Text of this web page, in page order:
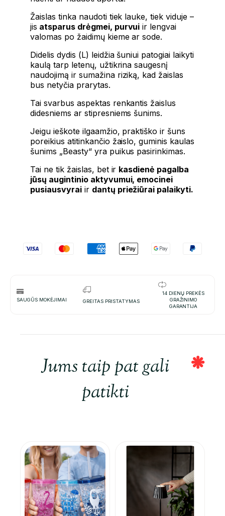
Žaislas tinka naudoti tiek lauke, tiek viduje –
jis atsparus drėgmei, purvui ir lengvai
valomas po žaidimų kieme ar sode.
Didelis dydis (L) leidžia šuniui patogiai laikyti
kaulą tarp letenų, užtikrina saugesnį
naudojimą ir sumažina riziką, kad žaislas
bus netyčia prarytas.
Tai svarbus aspektas renkantis žaislus
didesniems ar stipresniems šunims.
Jeigu ieškote ilgaamžio, praktiško ir šuns
poreikius atitinkančio žaislo, guminis kaulas
šunims „Beasty“ yra puikus pasirinkimas.
Tai ne tik žaislas, bet ir kasdienė pagalba
jūsų augintinio aktyvumui, emocinei
pusiausvyraiir dantų priežiūrai palaikyti.
SAUGŪS MOKĖJIMAI GREITAS PRISTATYMAS
14 DIENŲ PREKĖS
GRAŽINIMO
GARANTIJA
Jums taip pat gali
patikti